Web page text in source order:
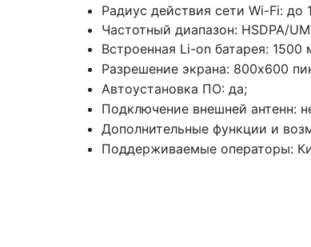
Радиус действия сети Wi-Fi: до
Частотный диапазон: HSDPA/
Встроенная Li-on батарея:
Разрешение экрана: 800х600
Автоустановка ПО: да;
Подключение внешней антенн:
Дополнительные функции и
Поддерживаемые операторы: